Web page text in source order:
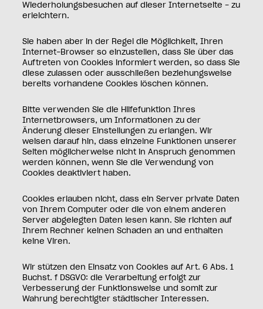
Wiederholungsbesuchen auf dieser Internetseite - zu
erleichtern.
Sie haben aber in der Regel die Möglichkeit, Ihren
Internet-Browser so einzustellen, dass Sie über das
Auftreten von Cookies informiert werden, so dass Sie
diese zulassen oder ausschließen beziehungsweise
bereits vorhandene Cookies löschen können.
Bitte verwenden Sie die Hilfefunktion Ihres
Internetbrowsers, um Informationen zu der
Änderung dieser Einstellungen zu erlangen. Wir
weisen darauf hin, dass einzelne Funktionen unserer
Seiten möglicherweise nicht in Anspruch genommen
werden können, wenn Sie die Verwendung von
Cookies deaktiviert haben.
Cookies erlauben nicht, dass ein Server private Daten
von Ihrem Computer oder die von einem anderen
Server abgelegten Daten lesen kann. Sie richten auf
Ihrem Rechner keinen Schaden an und enthalten
keine Viren.
Wir stützen den Einsatz von Cookies auf Art. 6 Abs. 1
Buchst. f DSGVO: die Verarbeitung erfolgt zur
Verbesserung der Funktionsweise und somit zur
Wahrung berechtigter städtischer Interessen.